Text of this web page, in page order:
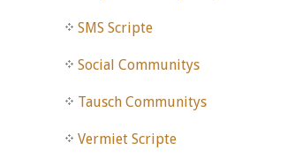
SMS Scripte
Social Communitys
Tausch Communitys
Vermiet Scripte